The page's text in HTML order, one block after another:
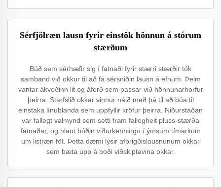
Sérfjölræn lausn fyrir einstök hönnun á stórum
stærðum
Búð sem sérhæfir sig í fatnaði fyrir stærri stærðir tók
samband við okkur til að fá sérsniðin lausn á efnum. Þeim
vantar ákveðinn lit og áferð sem passar við hönnunarhorfur
þeirra. Starfslið okkar vinnur náið með þá til að búa til
einstaka línublanda sem uppfyllir kröfur þeirra. Niðurstaðan
var fallegt valmynd sem setti fram fallegheit pluss-stærða
fatnaðar, og hlaut búðin viðurkenningu í ýmsum tímaritum
um listræn föt. Þetta dæmi lýsir afbrigðislausnunum okkar
sem bæta upp á boði viðskiptavina okkar.